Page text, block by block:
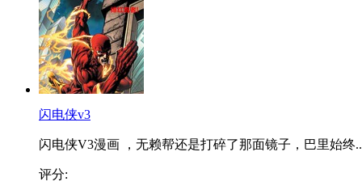
闪电侠v3
闪电侠V3漫画 ，无赖帮还是打碎了那面镜子，巴里始终
评分: